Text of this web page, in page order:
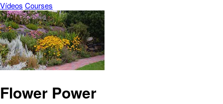
Vídeos Courses
Flower Power